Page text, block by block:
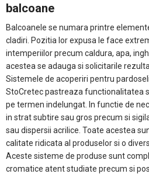
balcoane
Balcoanele se numara printre
cladiri. Pozitia lor expusa le face
intemperiilor precum caldura, apa,
acestea se adauga si solicitarile
Sistemele de acoperiri pentru
StoCretec pastreaza functionalitatea
pe termen indelungat. In functie de
in strat subtire sau gros precum si
sau dispersii acrilice. Toate acestea
calitate ridicata al produselor si o
Aceste sisteme de produse sunt
cromatice atent studiate precum si